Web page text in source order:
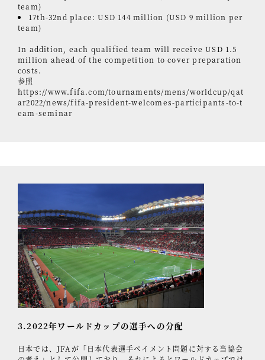
team)
17th-32nd place: USD 144 million (USD 9 million per
team)
In addition, each qualified team will receive USD 1.5
million ahead of the competition to cover preparation
costs.
参照
https://www.fifa.com/tournaments/mens/worldcup/qat
ar2022/news/fifa-president-welcomes-participants-to-t
eam-seminar
3.2022年ワールドカップの選手への分配
日本では、JFAが「日本代表選手ペイメント問題に対する当協会